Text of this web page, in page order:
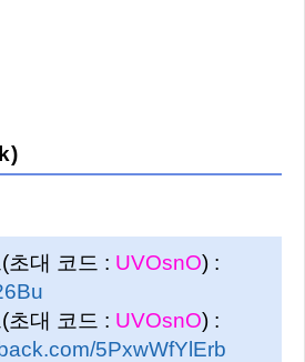
대 코드 : UVOsnO) :
대 코드 : UVOsnO) :
5PxwWfYlErb